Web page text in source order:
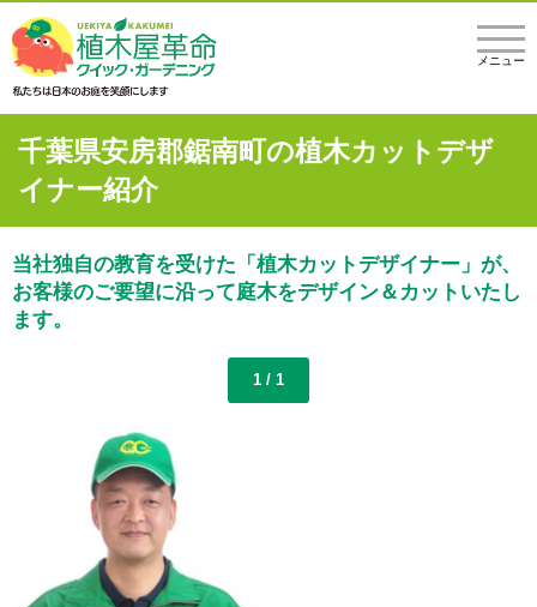
メニュー
千葉県安房郡鋸南町の植木カットデザ
イナー紹介
当社独自の教育を受けた「植木カットデザイナー」が、
お客様のご要望に沿って庭木をデザイン＆カットいたし
ます。
1 / 1